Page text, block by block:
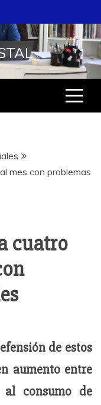
mes con problemas
cuatro
de estos
aumento entre
consumo de